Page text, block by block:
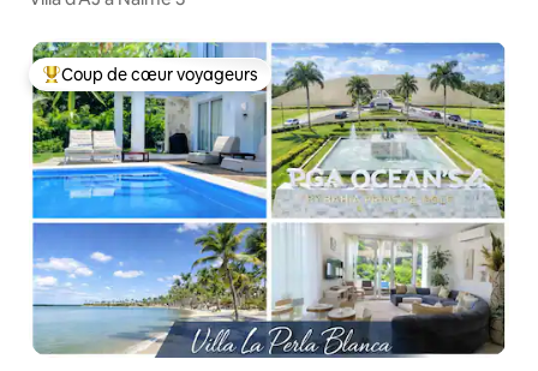
Coups de cœur voyageurs les plus appréciés
Coup de cœur voyageurs